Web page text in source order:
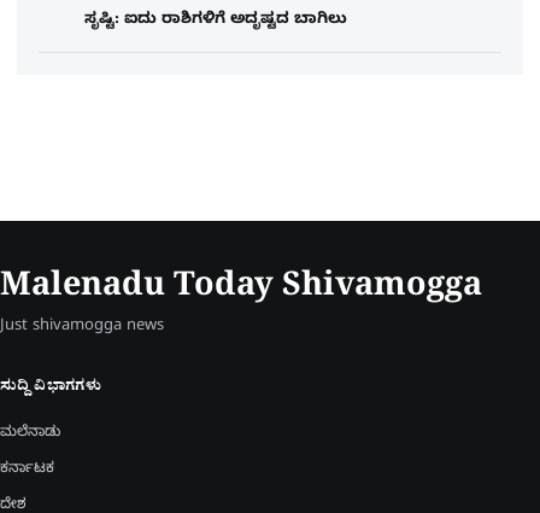
ಸೃಷ್ಟಿ: ಐದು ರಾಶಿಗಳಿಗೆ ಅದೃಷ್ಟದ ಬಾಗಿಲು
Malenadu Today Shivamogga
Just shivamogga news
ಸುದ್ದಿ ವಿಭಾಗಗಳು
ಮಲೆನಾಡು
ಕರ್ನಾಟಕ
ದೇಶ